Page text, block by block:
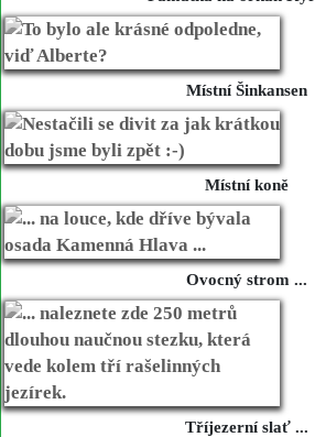
Místní Šinkansen
Místní koně
Ovocný strom ...
Tříjezerní slať ...